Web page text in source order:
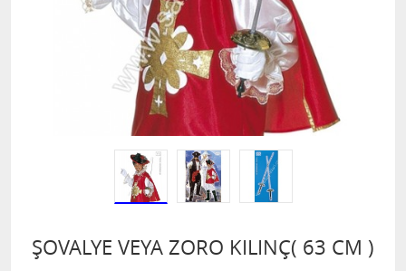
ŞOVALYE VEYA ZORO KILINÇ( 63 CM )